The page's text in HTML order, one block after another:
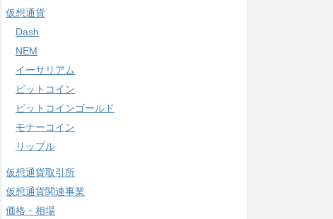
仮想通貨
Dash
NEM
イーサリアム
ビットコイン
ビットコインゴールド
モナーコイン
リップル
仮想通貨取引所
仮想通貨関連事業
価格・相場